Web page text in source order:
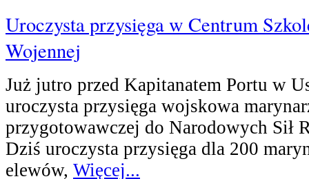
Uroczysta przysięga w Centrum
Wojennej
Już jutro przed Kapitanatem Portu w
uroczysta przysięga wojskowa
przygotowawczej do Narodowych Sił
Dziś uroczysta przysięga dla 200
elewów, Więcej...